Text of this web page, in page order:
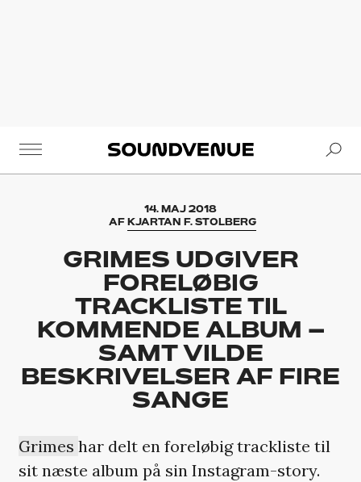
Soundvenue
14. MAJ 2018
AF KJARTAN F. STOLBERG
GRIMES UDGIVER
FORELØBIG
TRACKLISTE TIL
KOMMENDE ALBUM –
SAMT VILDE
BESKRIVELSER AF FIRE
SANGE
Grimes har delt en foreløbig trackliste til
sit næste album på sin Instagram-story.